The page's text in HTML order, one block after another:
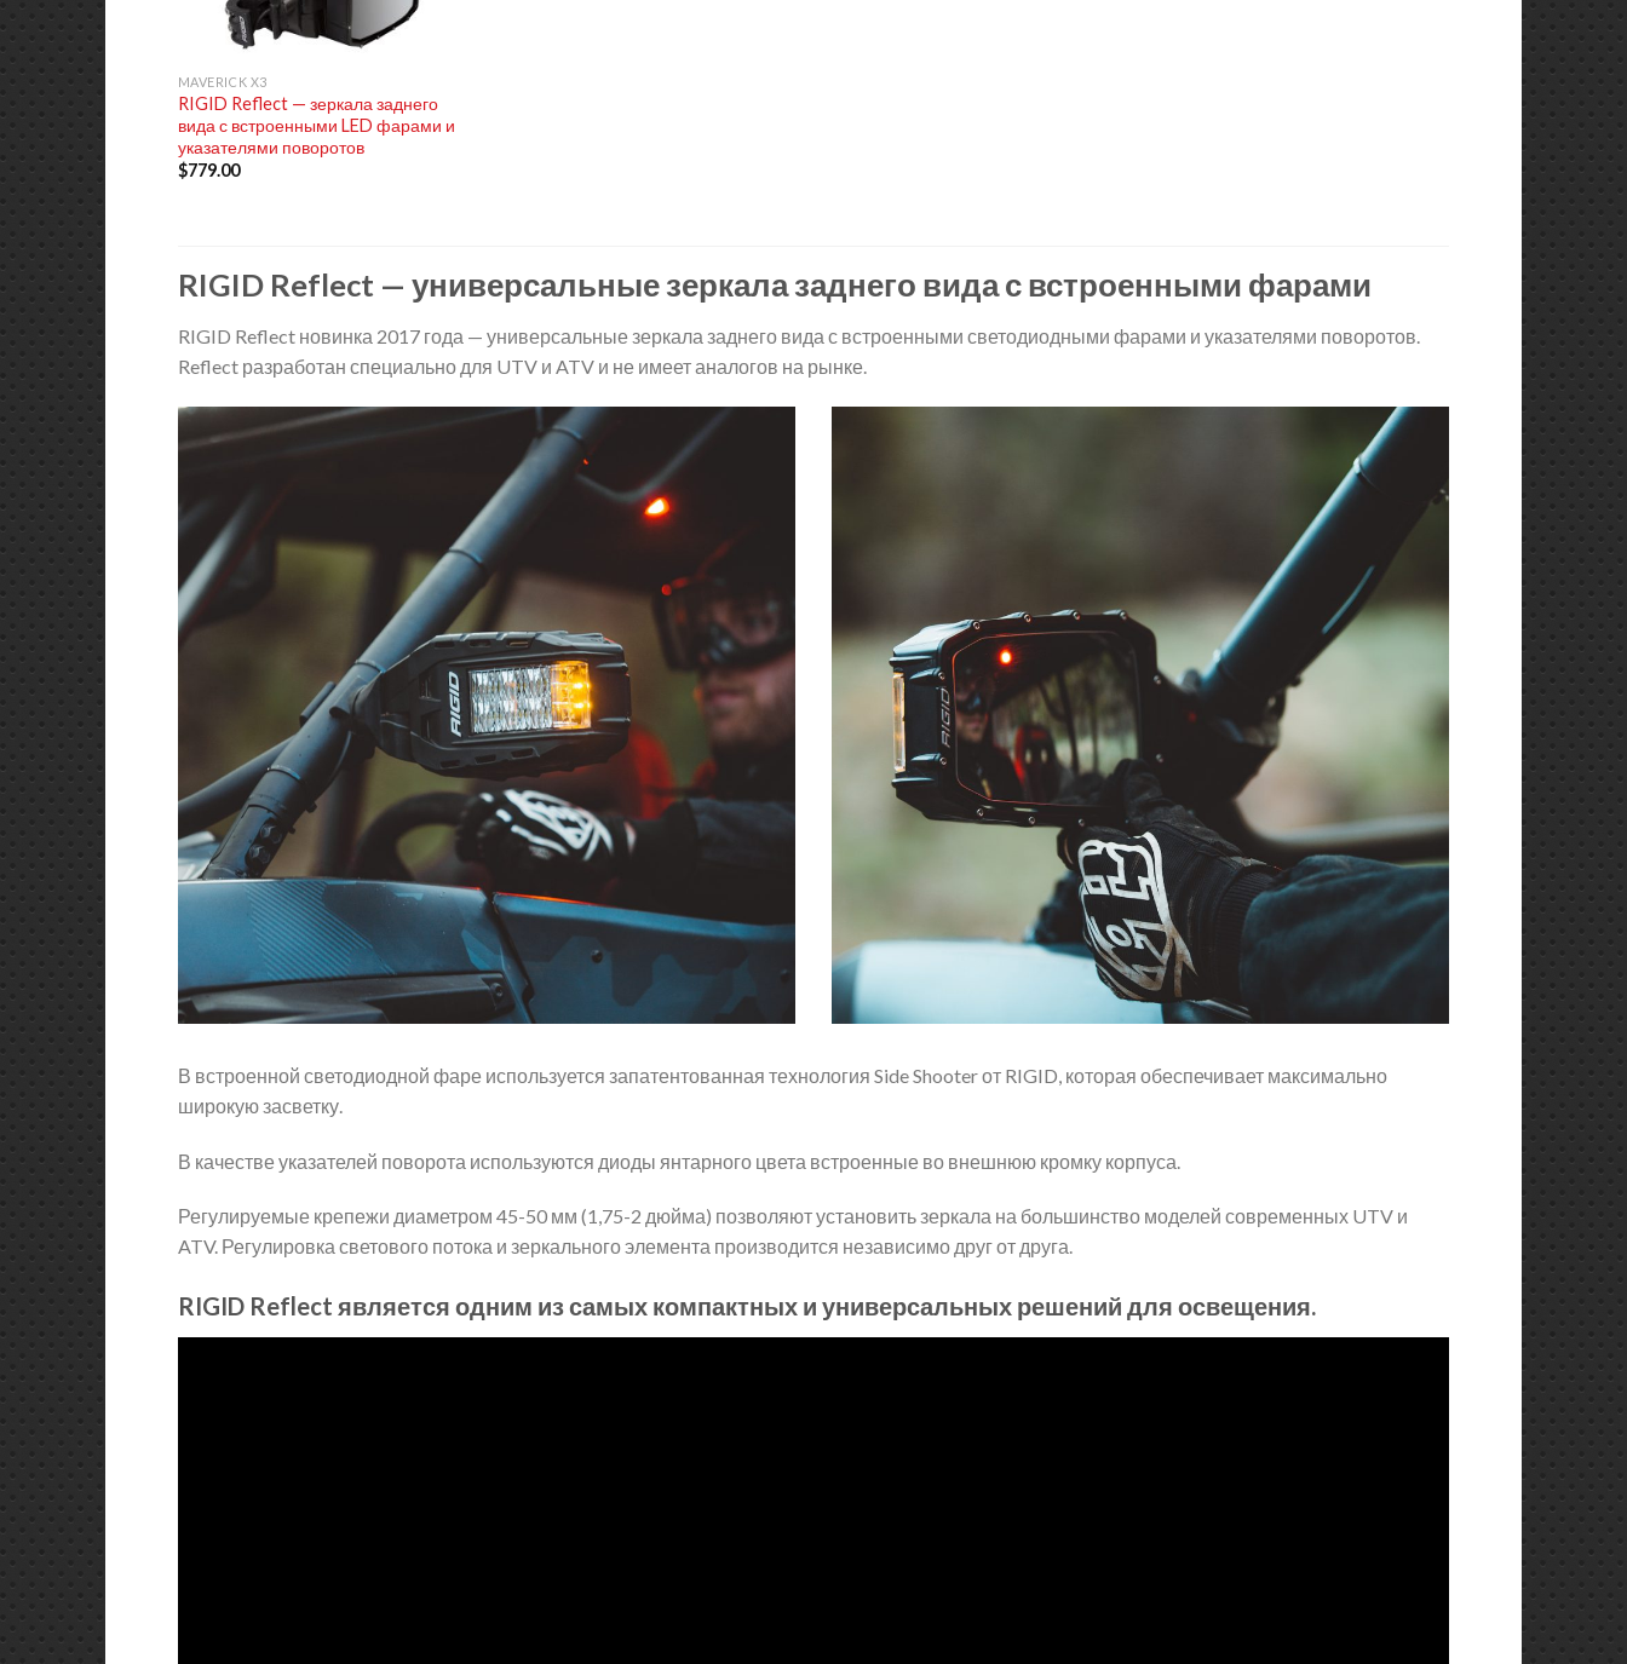
MAVERICK X3
RIGID Reflect — зеркала заднего
вида с встроенными LED фарами и
указателями поворотов
$779.00
RIGID Reflect — универсальные зеркала заднего вида с встроенными фарами
RIGID Reflect новинка 2017 года — универсальные зеркала заднего вида с встроенными светодиодными фарами и указателями поворотов.
Reflect разработан специально для UTV и ATV и не имеет аналогов на рынке.
В встроенной светодиодной фаре используется запатентованная технология Side Shooter от RIGID, которая обеспечивает максимально
широкую засветку.
В качестве указателей поворота используются диоды янтарного цвета встроенные во внешнюю кромку корпуса.
Регулируемые крепежи диаметром 45-50 мм (1,75-2 дюйма) позволяют установить зеркала на большинство моделей современных UTV и
ATV. Регулировка светового потока и зеркального элемента производится независимо друг от друга.
RIGID Reflect является одним из самых компактных и универсальных решений для освещения.